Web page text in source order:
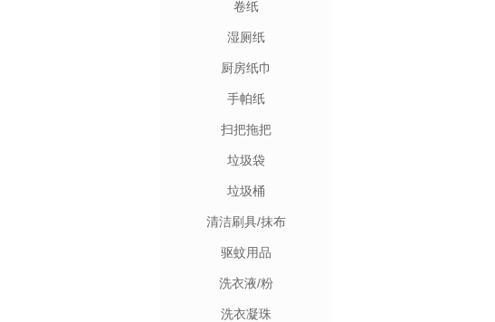
卷纸
湿厕纸
厨房纸巾
手帕纸
扫把拖把
垃圾袋
垃圾桶
清洁刷具/抹布
驱蚊用品
洗衣液/粉
洗衣凝珠